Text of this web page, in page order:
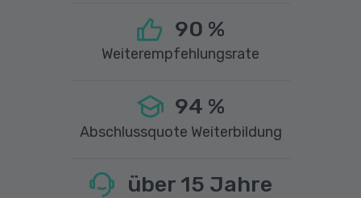
90 %
Weiterempfehlungsrate
94 %
Abschlussquote Weiterbildung
über 15 Jahre